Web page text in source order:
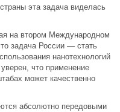
эта задача виделась
на втором Международном
задача России — стать
нанотехнологий
что применение
может качественно
абсолютно передовыми